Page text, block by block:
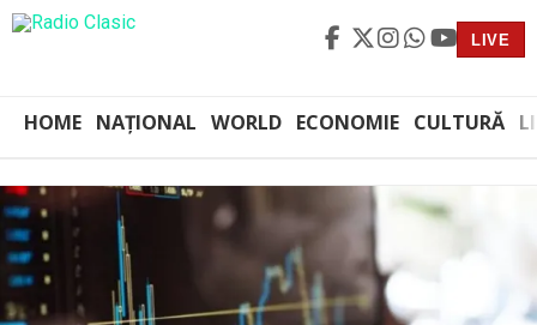
LIVE
HOME NAȚIONAL WORLD ECONOMIE CULTURĂ